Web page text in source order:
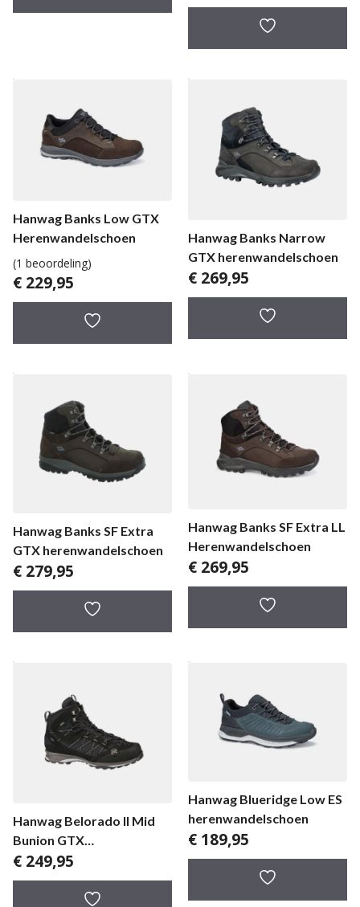
Hanwag Banks Low GTX
Herenwandelschoen
(1 beoordeling)
€ 229,95
Hanwag Banks Narrow
GTX herenwandelschoen
€ 269,95
Hanwag Banks SF Extra
GTX herenwandelschoen
€ 279,95
Hanwag Banks SF Extra LL
Herenwandelschoen
€ 269,95
Hanwag Belorado II Mid
Bunion GTX
herenwandelschoen
€ 249,95
Hanwag Blueridge Low ES
herenwandelschoen
€ 189,95